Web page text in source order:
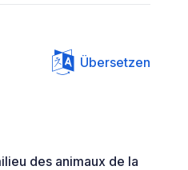
Übersetzen
des animaux de la